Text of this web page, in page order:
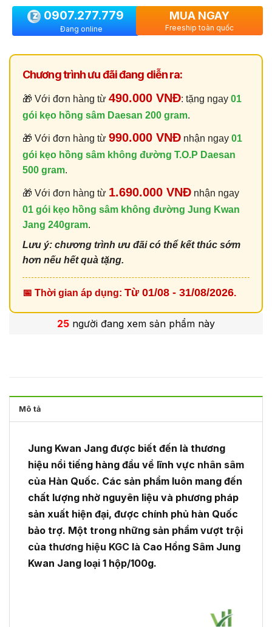
0907.277.779
Đang online
MUA NGAY
Freeship toàn quốc
Chương trình ưu đãi đang diễn ra:
🎁 Với đơn hàng từ 490.000 VNĐ: tặng ngay 01
gói kẹo hồng sâm Daesan 200 gram.
🎁 Với đơn hàng từ 990.000 VNĐ nhận ngay 01
gói kẹo hồng sâm không đường T.O.P Daesan
500 gram.
🎁 Với đơn hàng từ 1.690.000 VNĐ nhận ngay
01 gói kẹo hồng sâm không đường Jung Kwan
Jang 240gram.
Lưu ý: chương trình ưu đãi có thể kết thúc sớm
hơn nếu hết quà tặng.
📅 Thời gian áp dụng: Từ 01/08 - 31/08/2026.
25 người đang xem sản phẩm này
Mô tả
Jung Kwan Jang được biết đến là thương
hiệu nổi tiếng hàng đầu về lĩnh vực nhân sâm
của Hàn Quốc. Các sản phẩm luôn mang đến
chất lượng nhờ nguyên liệu và phương pháp
sản xuất hiện đại, được chính phủ hàn Quốc
bảo trợ. Một trong những sản phẩm vượt trội
của thương hiệu KGC là Cao Hồng Sâm Jung
Kwan Jang loại 1 hộp/100g.